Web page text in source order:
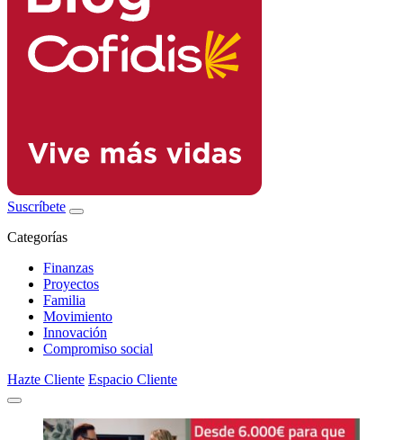
Suscríbete
Categorías
Finanzas
Proyectos
Familia
Movimiento
Innovación
Compromiso social
Hazte Cliente Espacio Cliente